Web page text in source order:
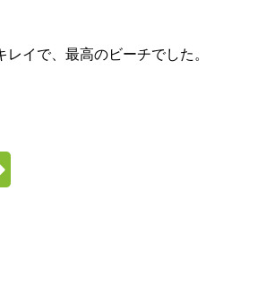
レイで、最高のビーチでした。